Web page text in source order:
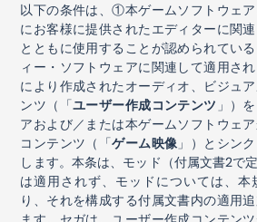
以下の条件は、①本ゲームソフトウェ
にお客様に提供されたエディターに関
とともに使用することが認められてい
ィー・ソフトウェアに関連して適用さ
により作成されたオーディオ、ビジュ
ンツ（「ユーザー作成コンテンツ」）
アおよび／または本ゲームソフトウェ
コンテンツ（「ゲーム映像」）とシン
します。本条は、モッド（付属文書2で
は適用されず、モッドについては、本
り、それを構成する付属文書内の適用